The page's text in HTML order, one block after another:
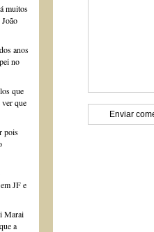
muitos
anos
no
que
ver que
pois
JF e
Marai
a